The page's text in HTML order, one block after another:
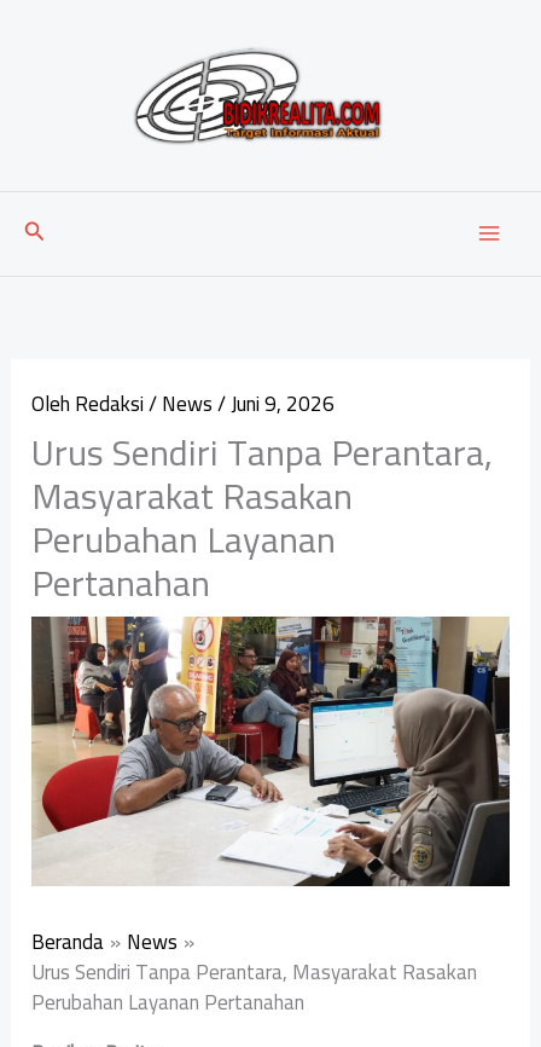
Cari
OlehRedaksi/News/Juni 9, 2026
Urus Sendiri Tanpa Perantara,
Masyarakat Rasakan
Perubahan Layanan
Pertanahan
Beranda News
Urus Sendiri Tanpa Perantara, Masyarakat Rasakan
Perubahan Layanan Pertanahan